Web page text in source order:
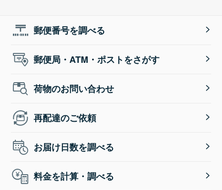
郵便番号を調べる
郵便局・ATM・ポストをさがす
荷物のお問い合わせ
再配達のご依頼
お届け日数を調べる
料金を計算・調べる